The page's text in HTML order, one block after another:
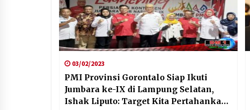
03/02/2023
PMI Provinsi Gorontalo Siap Ikuti
Jumbara ke-IX di Lampung Selatan,
Ishak Liputo: Target Kita Pertahankan